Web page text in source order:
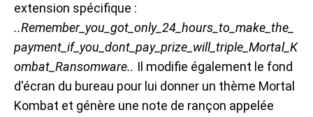
extension spécifique :
..Remember_you_got_only_24_hours_to_make_the_
payment_if_you_dont_pay_prize_will_triple_Mortal_K
ombat_Ransomware.. Il modifie également le fond
d'écran du bureau pour lui donner un thème Mortal
Kombat et génère une note de rançon appelée